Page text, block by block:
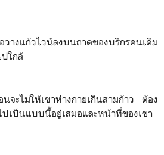
วางแก้วไวน์ลงบนถาดของบริกรคนเดิม
ใกล้
จะไม่ให้เขาห่างกายเกินสามก้าว ต้อง
ปเป็นแบบนี้อยู่เสมอและหน้าที่ของเขา